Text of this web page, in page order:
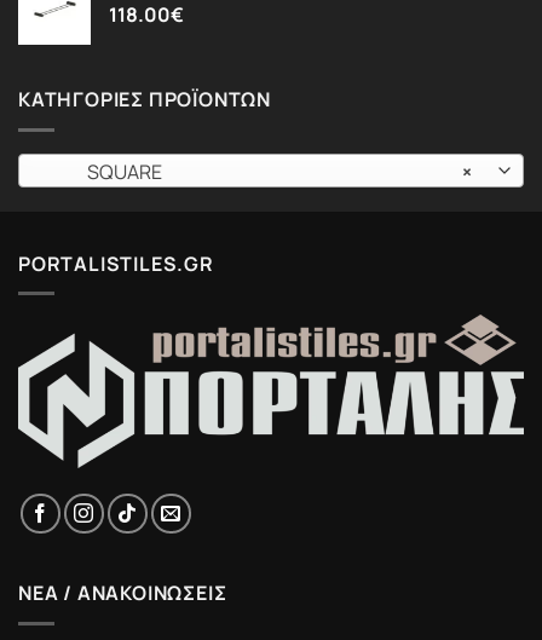
118.00€
ΚΑΤΗΓΟΡΊΕΣ ΠΡΟΪΌΝΤΩΝ
×
SQUARE
PORTALISTILES.GR
ΝΕΑ / ΑΝΑΚΟΙΝΩΣΕΙΣ